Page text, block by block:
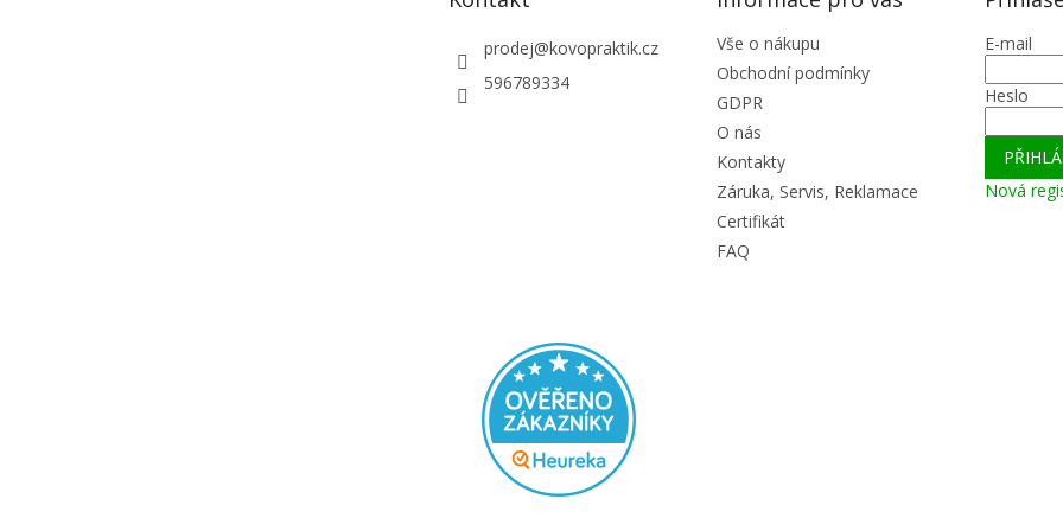
prodej@kovopraktik.cz
596789334
Vše o nákupu
Obchodní podmínky
GDPR
O nás
Kontakty
Záruka, Servis, Reklamace
Certifikát
FAQ
E-mail
Heslo
Nová